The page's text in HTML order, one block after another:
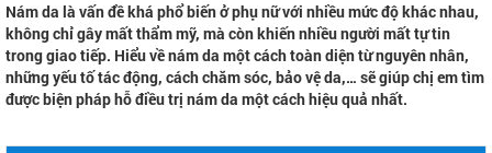
Nám da là vấn đề khá phổ biến ở phụ nữ với nhiều mức độ khác nhau,
không chỉ gây mất thẩm mỹ, mà còn khiến nhiều người mất tự tin
trong giao tiếp. Hiểu về nám da một cách toàn diện từ nguyên nhân,
những yếu tố tác động, cách chăm sóc, bảo vệ da,… sẽ giúp chị em tìm
được biện pháp hỗ điều trị nám da một cách hiệu quả nhất.